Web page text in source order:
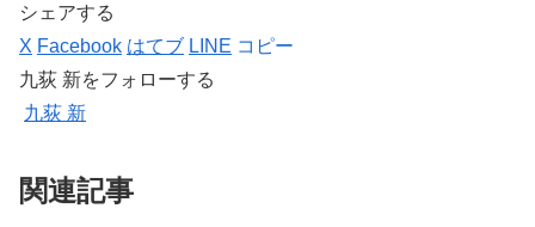
シェアする
X Facebook はてブ LINE コピー
九荻 新をフォローする
九荻 新
関連記事